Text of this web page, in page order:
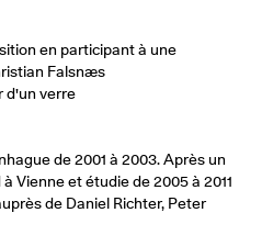
en participant à une
Falsnæs
d'un verre
de 2001 à 2003. Après un
Vienne et étudie de 2005 à 2011
de Daniel Richter, Peter